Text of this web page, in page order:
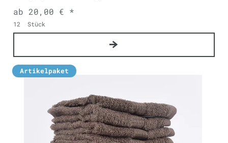
ab 20,00 € *
12 Stück
Artikelpaket